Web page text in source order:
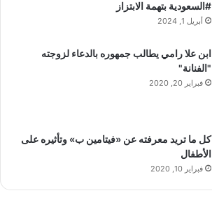
#السعودية بتهمة الابتزاز
أبريل 1, 2024
ابن علا رامي يطالب جمهوره بالدعاء لزوجته
"الفنانة"
فبراير 20, 2020
كل ما تريد معرفته عن «فيتامين ب» وتأثيره على
الأطفال
فبراير 10, 2020